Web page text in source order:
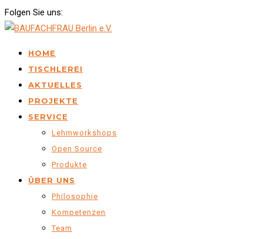
Folgen Sie uns:
HOME
TISCHLEREI
AKTUELLES
PROJEKTE
SERVICE
Lehmworkshops
Open Source
Produkte
ÜBER UNS
Philosophie
Kompetenzen
Team